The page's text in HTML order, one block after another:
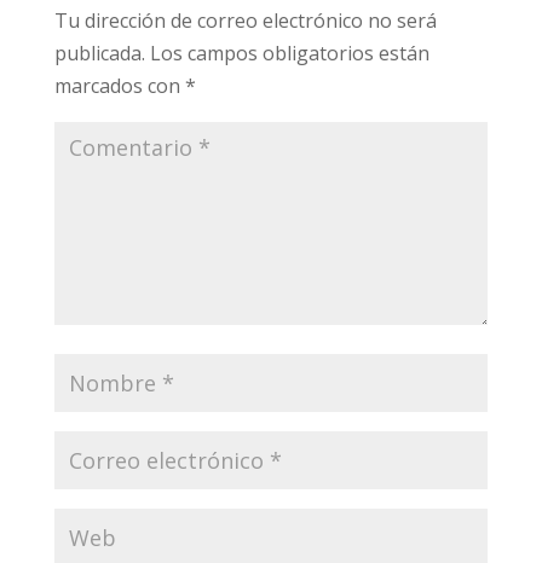
Tu dirección de correo electrónico no será
publicada. Los campos obligatorios están
marcados con *